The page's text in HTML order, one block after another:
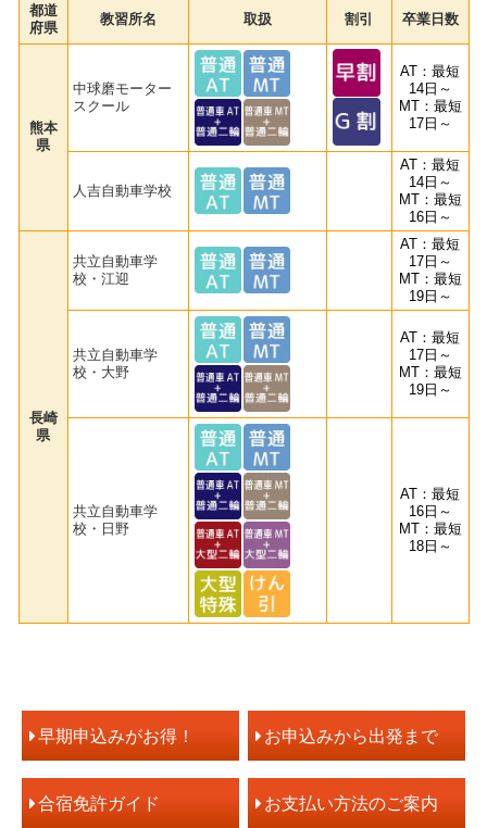
都道
府県
教習所名 取扱 割引 卒業日数
熊本
県
中球磨モーター
スクール
AT：最短
14日～
MT：最短
17日～
人吉自動車学校
AT：最短
14日～
MT：最短
16日～
長崎
県
共立自動車学
校・江迎
AT：最短
17日～
MT：最短
19日～
共立自動車学
校・大野
AT：最短
17日～
MT：最短
19日～
共立自動車学
校・日野
AT：最短
16日～
MT：最短
18日～
早期申込みがお得！ お申込みから出発まで
合宿免許ガイド お支払い方法のご案内